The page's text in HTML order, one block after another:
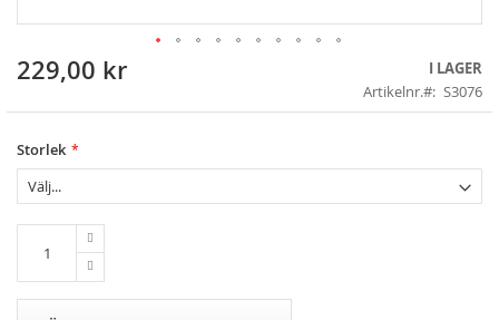
Skip
the
of
the
images
gallery
229,00 kr
I LAGER
Artikelnr.
S3076
Storlek